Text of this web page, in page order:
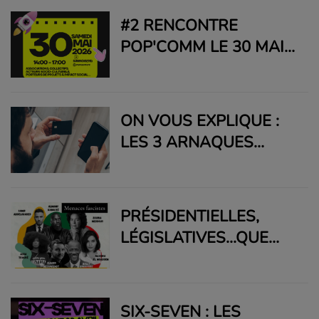
INQUIÈTE LE MONDE
CULTUREL
#2 RENCONTRE
POP'COMM LE 30 MAI
ON VOUS EXPLIQUE :
LES 3 ARNAQUES
FRANCE !
PRÉSIDENTIELLES,
LÉGISLATIVES...QUE
SIX-SEVEN : LES